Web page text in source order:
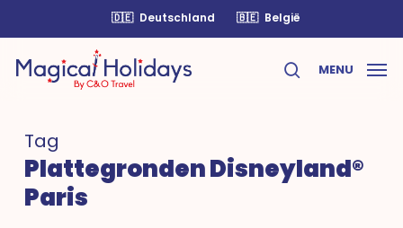
main
content
🇩🇪 Deutschland 🇧🇪 België
search
MENU
Tag
Plattegronden Disneyland®
Paris